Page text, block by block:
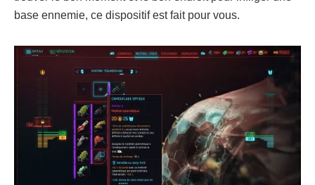
base ennemie, ce dispositif est fait pour vous.